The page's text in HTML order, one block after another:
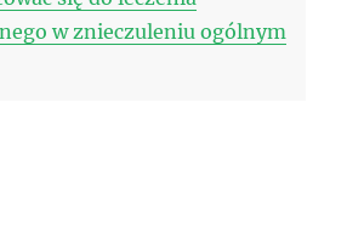
w znieczuleniu ogólnym